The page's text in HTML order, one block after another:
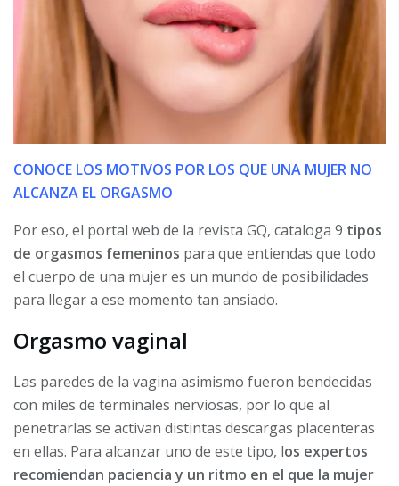
CONOCE LOS MOTIVOS POR LOS QUE UNA MUJER NO
ALCANZA EL ORGASMO
Por eso, el portal web de la revista GQ, cataloga 9 tipos
de orgasmos femeninos para que entiendas que todo
el cuerpo de una mujer es un mundo de posibilidades
para llegar a ese momento tan ansiado.
Orgasmo vaginal
Las paredes de la vagina asimismo fueron bendecidas
con miles de terminales nerviosas, por lo que al
penetrarlas se activan distintas descargas placenteras
en ellas. Para alcanzar uno de este tipo, los expertos
recomiendan paciencia y un ritmo en el que la mujer